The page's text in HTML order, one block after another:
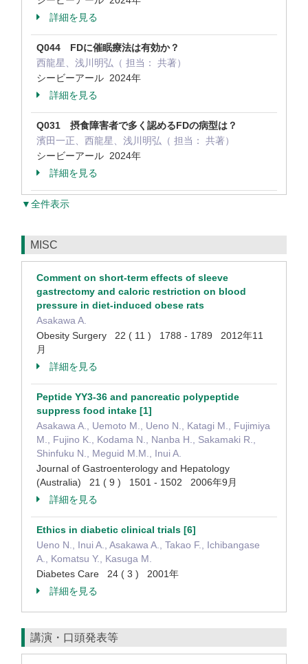
詳細を見る
Q044 FDに催眠療法は有効か？
西龍星、浅川明弘（ 担当： 共著）
シービーアール 2024年
詳細を見る
Q031 摂食障害者で多く認めるFDの病型は？
濱田一正、西龍星、浅川明弘（ 担当： 共著）
シービーアール 2024年
詳細を見る
▼全件表示
MISC
Comment on short-term effects of sleeve
gastrectomy and caloric restriction on blood
pressure in diet-induced obese rats
Asakawa A.
Obesity Surgery 22 ( 11 ) 1788 - 1789 2012年11
月
詳細を見る
Peptide YY3-36 and pancreatic polypeptide
suppress food intake [1]
Asakawa A., Uemoto M., Ueno N., Katagi M., Fujimiya
M., Fujino K., Kodama N., Nanba H., Sakamaki R.,
Shinfuku N., Meguid M.M., Inui A.
Journal of Gastroenterology and Hepatology
(Australia) 21 ( 9 ) 1501 - 1502 2006年9月
詳細を見る
Ethics in diabetic clinical trials [6]
Ueno N., Inui A., Asakawa A., Takao F., Ichibangase
A., Komatsu Y., Kasuga M.
Diabetes Care 24 ( 3 ) 2001年
詳細を見る
講演・口頭発表等